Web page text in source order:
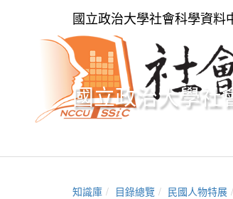
國立政治大學社會科學資料
國立政治大學社
知識庫 目錄總覽 民國人物特展